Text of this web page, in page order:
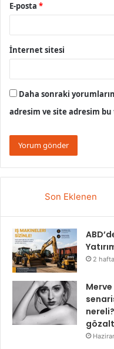
E-posta *
İnternet sitesi
Daha sonraki
adresim ve site adresim bu
Son Eklenen
2
Merve